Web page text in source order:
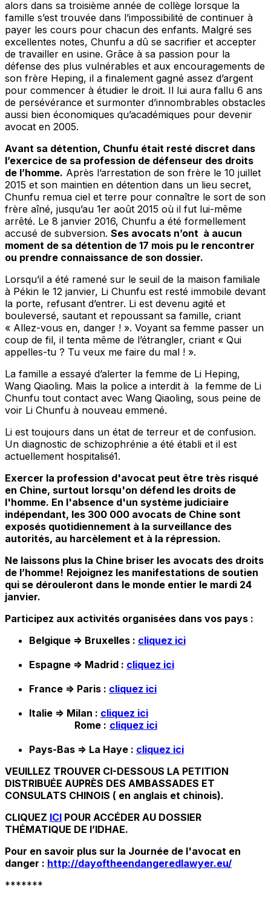
alors dans sa troisième année de collège lorsque la
famille s’est trouvée dans l’impossibilité de continuer à
payer les cours pour chacun des enfants. Malgré ses
excellentes notes, Chunfu a dû se sacrifier et accepter
de travailler en usine. Grâce à sa passion pour la
défense des plus vulnérables et aux encouragements de
son frère Heping, il a finalement gagné assez d’argent
pour commencer à étudier le droit. Il lui aura fallu 6 ans
de persévérance et surmonter d’innombrables obstacles
aussi bien économiques qu’académiques pour devenir
avocat en 2005.
Avant sa détention, Chunfu était resté discret dans
l’exercice de sa profession de défenseur des droits
de l’homme. Après l’arrestation de son frère le 10 juillet
2015 et son maintien en détention dans un lieu secret,
Chunfu remua ciel et terre pour connaître le sort de son
frère aîné, jusqu’au 1er août 2015 où il fut lui-même
arrêté. Le 8 janvier 2016, Chunfu a été formellement
accusé de subversion. Ses avocats n’ont à aucun
moment de sa détention de 17 mois pu le rencontrer
ou prendre connaissance de son dossier.
Lorsqu’il a été ramené sur le seuil de la maison familiale
à Pékin le 12 janvier, Li Chunfu est resté immobile devant
la porte, refusant d’entrer. Li est devenu agité et
bouleversé, sautant et repoussant sa famille, criant
« Allez-vous en, danger ! ». Voyant sa femme passer un
coup de fil, il tenta même de l’étrangler, criant « Qui
appelles-tu ? Tu veux me faire du mal ! ».
La famille a essayé d’alerter la femme de Li Heping,
Wang Qiaoling. Mais la police a interdit à la femme de Li
Chunfu tout contact avec Wang Qiaoling, sous peine de
voir Li Chunfu à nouveau emmené.
Li est toujours dans un état de terreur et de confusion.
Un diagnostic de schizophrénie a été établi et il est
actuellement hospitalisé1.
Exercer la profession d'avocat peut être très risqué
en Chine, surtout lorsqu'on défend les droits de
l'homme. En l'absence d'un système judiciaire
indépendant, les 300 000 avocats de Chine sont
exposés quotidiennement à la surveillance des
autorités, au harcèlement et à la répression.
Ne laissons plus la Chine briser les avocats des droits
de l’homme! Rejoignez les manifestations de soutien
qui se dérouleront dans le monde entier le mardi 24
janvier.
Participez aux activités organisées dans vos pays :
Belgique => Bruxelles : cliquez ici
Espagne => Madrid : cliquez ici
France => Paris : cliquez ici
Italie => Milan : cliquez ici
Rome : cliquez ici
Pays-Bas => La Haye : cliquez ici
VEUILLEZ TROUVER CI-DESSOUS LA PETITION
DISTRIBUÉE AUPRÈS DES AMBASSADES ET
CONSULATS CHINOIS ( en anglais et chinois).
CLIQUEZ ICI POUR ACCÉDER AU DOSSIER
THÉMATIQUE DE l’IDHAE.
Pour en savoir plus sur la Journée de l'avocat en
danger : http://dayoftheendangeredlawyer.eu/
*******